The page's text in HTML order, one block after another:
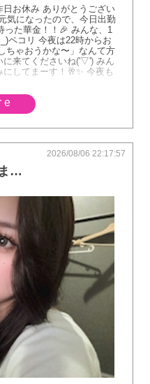
お休み ありがとうござい
気になったので、今日出勤
った華金！！🎉 みんな、1
ペコリ 今夜は22時からお
ちゃおうかな〜」なんて方
に来てくださいね('▽') みん
してまーす！🥂✨ 今夜も
本日お休み頂きました。🙇‍♀️
2026/08/06 22:17:57